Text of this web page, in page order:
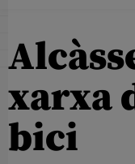
xarxa
bici